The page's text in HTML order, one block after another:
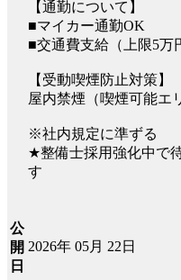
【通勤について】
■マイカー通勤OK
■交通費支給（上限5万
【受動喫煙防止対策】
屋内禁煙（喫煙可能エ
※社内規定に準ずる
★整備士採用強化中で
す
公
開
日
2026年 05月 22日